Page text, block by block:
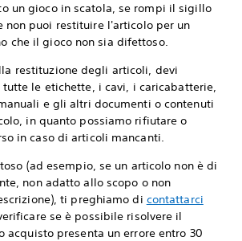
un gioco in scatola, se rompi il sigillo
non puoi restituire l'articolo per un
che il gioco non sia difettoso.
restituzione degli articoli, devi
tutte le etichette, i cavi, i caricabatterie,
e gli altri documenti o contenuti
in quanto possiamo rifiutare o
in caso di articoli mancanti.
(ad esempio, se un articolo non è di
non adatto allo scopo o non
ti preghiamo di contattarci
se è possibile risolvere il
acquisto presenta un errore entro 30